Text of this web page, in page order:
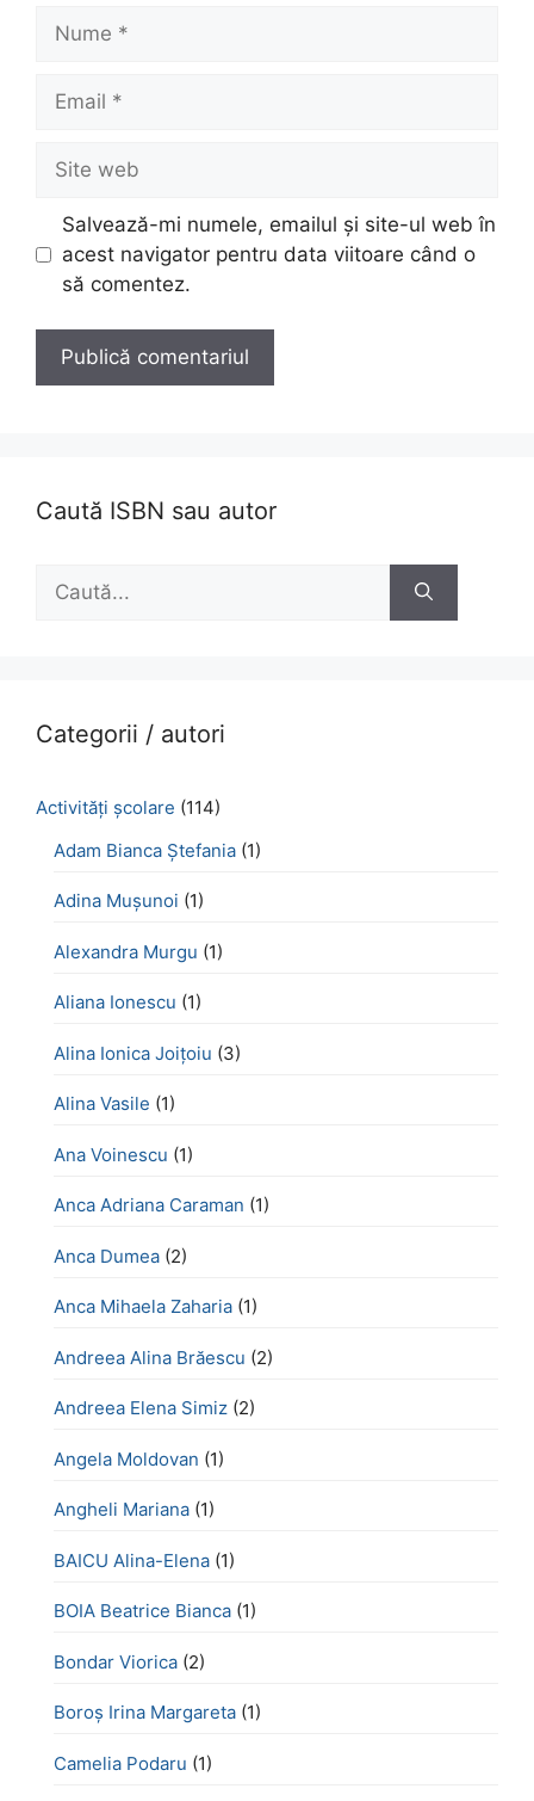
web
Salvează-mi numele, emailul și site-ul web în
acest navigator pentru data viitoare când o
să comentez.
Caută ISBN sau autor
Caută
Categorii / autori
Activităţi şcolare (114)
Adam Bianca Ștefania (1)
Adina Mușunoi (1)
Alexandra Murgu (1)
Aliana Ionescu (1)
Alina Ionica Joițoiu (3)
Alina Vasile (1)
Ana Voinescu (1)
Anca Adriana Caraman (1)
Anca Dumea (2)
Anca Mihaela Zaharia (1)
Andreea Alina Brăescu (2)
Andreea Elena Simiz (2)
Angela Moldovan (1)
Angheli Mariana (1)
BAICU Alina-Elena (1)
BOIA Beatrice Bianca (1)
Bondar Viorica (2)
Boroş Irina Margareta (1)
Camelia Podaru (1)